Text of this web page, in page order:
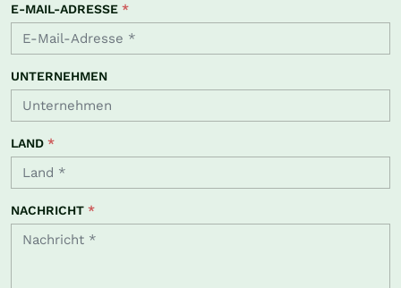
E-MAIL-ADRESSE *
UNTERNEHMEN
LAND *
NACHRICHT *